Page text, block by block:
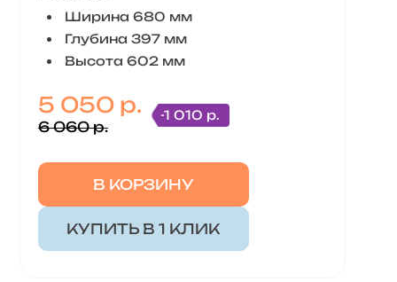
Ширина 680 мм
Глубина 397 мм
Высота 602 мм
5 050 р.
6 060 р.
-1 010 р.
В КОРЗИНУ
КУПИТЬ В 1 КЛИК